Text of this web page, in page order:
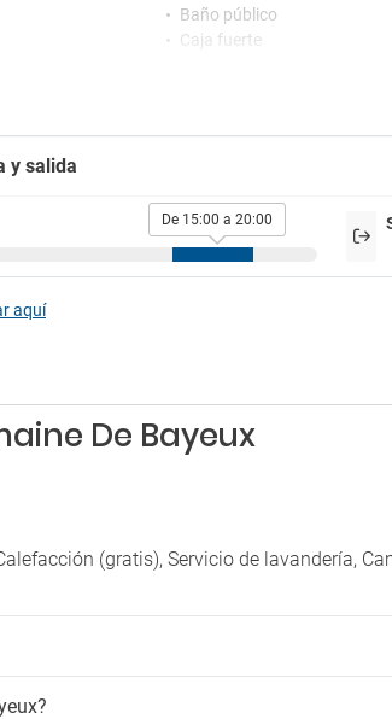
Baño público
Caja fuerte
Jardín
Secador
Solarium
Terraza
y salida
De 15:00 a 20:00
aquí
De Bayeux
(gratis), Servicio de lavandería,